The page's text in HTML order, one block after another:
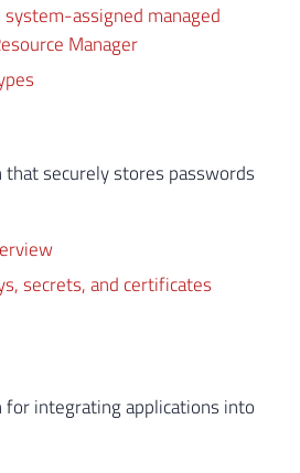
assigned managed
Manager
that securely stores passwords
secrets, and certificates
for integrating applications into